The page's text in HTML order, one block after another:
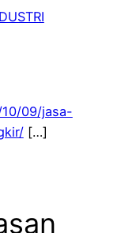
09/jasa-
[…]